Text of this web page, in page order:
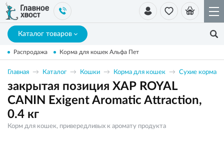
Каталог товаров
Распродажа Корма для кошек Альфа Пет
Главная Каталог Кошки Корма для кошек Сухие корма
закрытая позиция ХАР ROYAL
CANIN Exigent Aromatic Attraction,
0.4 кг
Корм для кошек, привередливых к аромату продукта